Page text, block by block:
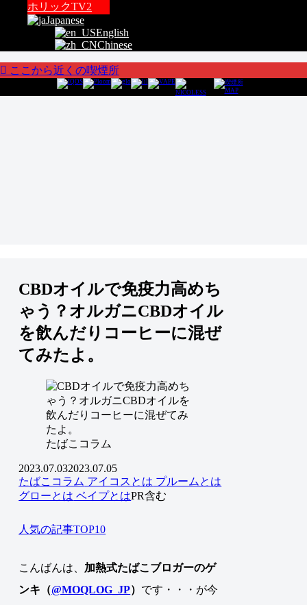
ホリックTV2
Japanese
English
Chinese
ここから近くの喫煙所
CBDオイルで免疫力高めち
ゃう？オルガニCBDオイル
を飲んだりコーヒーに混ぜ
てみたよ。
たばこコラム
2023.07.032023.07.05
たばこコラム アイコスとは プルームとは
グローとは ベイプとはPR含む
人気の記事TOP10
こんばんは、 加熱式たばこブロガーのゲ
ンキ（@MOQLOG_JP） です・・・が今